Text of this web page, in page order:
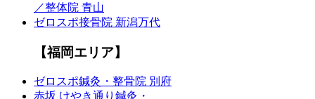
／整体院 青山
ゼロスポ接骨院 新潟万代
【福岡エリア】
ゼロスポ鍼灸・整骨院 別府
赤坂 けやき通り鍼灸・